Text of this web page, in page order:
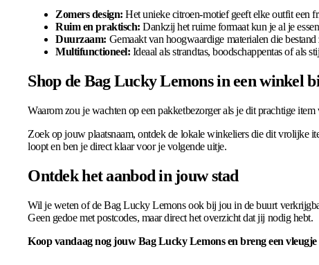
Zomers design: Het unieke citroen-motief geeft elke outfit een
Ruim en praktisch: Dankzij het ruime formaat kun je al je
Duurzaam: Gemaakt van hoogwaardige materialen die
Multifunctioneel: Ideaal als strandtas, boodschappentas of als
Shop de Bag Lucky Lemons in een winkel
Waarom zou je wachten op een pakketbezorger als je dit prachtige
Zoek op jouw plaatsnaam, ontdek de lokale winkeliers die dit vrolijke
loopt en ben je direct klaar voor je volgende uitje.
Ontdek het aanbod in jouw stad
Wil je weten of de Bag Lucky Lemons ook bij jou in de buurt
Geen gedoe met postcodes, maar direct het overzicht dat jij nodig hebt.
Koop vandaag nog jouw Bag Lucky Lemons en breng een